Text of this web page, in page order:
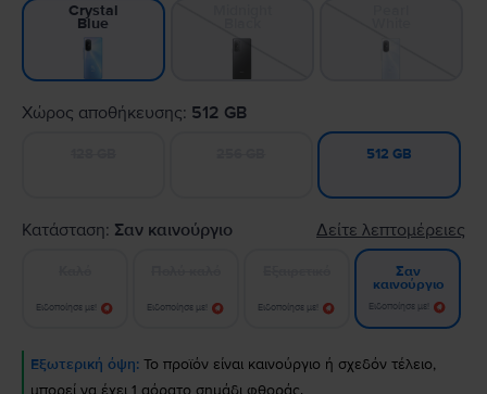
Crystal
Blue
Χώρος αποθήκευσης: 512 GB
512 GB
Κατάσταση: Σαν καινούργιο Δείτε λεπτομέρειες
Ειδοποίησε με! Ειδοποίησε με! Ειδοποίησε με!
Σαν
καινούργιο
Ειδοποίησε με!
Εξωτερική όψη: Το προϊόν είναι καινούργιο ή σχεδόν τέλειο,
μπορεί να έχει 1 αόρατο σημάδι φθοράς.